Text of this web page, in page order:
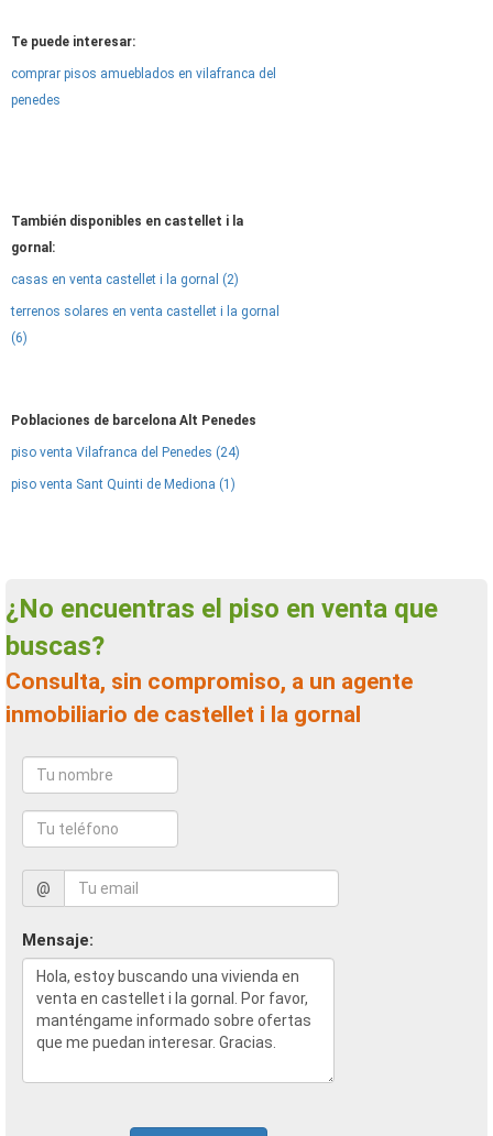
Te puede interesar:
comprar pisos amueblados en vilafranca del
penedes
También disponibles en castellet i la
gornal:
casas en venta castellet i la gornal (2)
terrenos solares en venta castellet i la gornal
(6)
Poblaciones de barcelona Alt Penedes
piso venta Vilafranca del Penedes (24)
piso venta Sant Quinti de Mediona (1)
¿No encuentras el piso en venta que
buscas?
Consulta, sin compromiso, a un agente
inmobiliario de castellet i la gornal
@
Mensaje: